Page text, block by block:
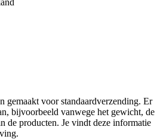
gemaakt voor standaardverzending. Er
bijvoorbeeld vanwege het gewicht, de
de producten. Je vindt deze informatie